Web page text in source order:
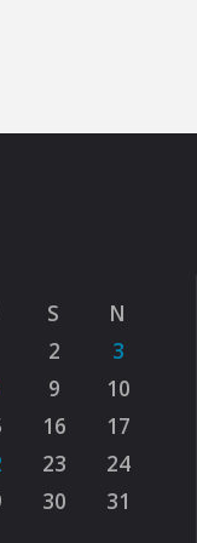
S
N
2
3
9
10
16
17
23
24
30 31